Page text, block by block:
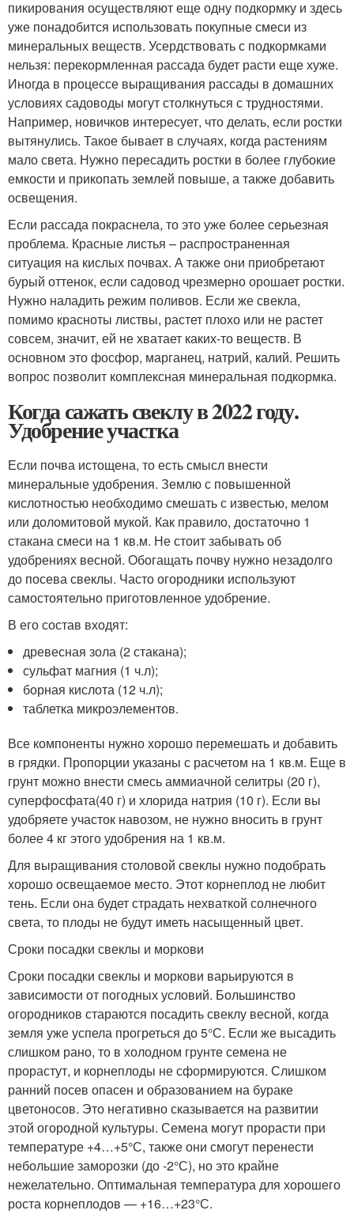
пикирования осуществляют еще одну подкормку и здесь
уже понадобится использовать покупные смеси из
минеральных веществ. Усердствовать с подкормками
нельзя: перекормленная рассада будет расти еще хуже.
Иногда в процессе выращивания рассады в домашних
условиях садоводы могут столкнуться с трудностями.
Например, новичков интересует, что делать, если ростки
вытянулись. Такое бывает в случаях, когда растениям
мало света. Нужно пересадить ростки в более глубокие
емкости и прикопать землей повыше, а также добавить
освещения.
Если рассада покраснела, то это уже более серьезная
проблема. Красные листья – распространенная
ситуация на кислых почвах. А также они приобретают
бурый оттенок, если садовод чрезмерно орошает ростки.
Нужно наладить режим поливов. Если же свекла,
помимо красноты листвы, растет плохо или не растет
совсем, значит, ей не хватает каких-то веществ. В
основном это фосфор, марганец, натрий, калий. Решить
вопрос позволит комплексная минеральная подкормка.
Когда сажать свеклу в 2022 году.
Удобрение участка
Если почва истощена, то есть смысл внести
минеральные удобрения. Землю с повышенной
кислотностью необходимо смешать с известью, мелом
или доломитовой мукой. Как правило, достаточно 1
стакана смеси на 1 кв.м. Не стоит забывать об
удобрениях весной. Обогащать почву нужно незадолго
до посева свеклы. Часто огородники используют
самостоятельно приготовленное удобрение.
В его состав входят:
древесная зола (2 стакана);
сульфат магния (1 ч.л);
борная кислота (12 ч.л);
таблетка микроэлементов.
Все компоненты нужно хорошо перемешать и добавить
в грядки. Пропорции указаны с расчетом на 1 кв.м. Еще в
грунт можно внести смесь аммиачной селитры (20 г),
суперфосфата(40 г) и хлорида натрия (10 г). Если вы
удобряете участок навозом, не нужно вносить в грунт
более 4 кг этого удобрения на 1 кв.м.
Для выращивания столовой свеклы нужно подобрать
хорошо освещаемое место. Этот корнеплод не любит
тень. Если она будет страдать нехваткой солнечного
света, то плоды не будут иметь насыщенный цвет.
Сроки посадки свеклы и моркови
Сроки посадки свеклы и моркови варьируются в
зависимости от погодных условий. Большинство
огородников стараются посадить свеклу весной, когда
земля уже успела прогреться до 5°С. Если же высадить
слишком рано, то в холодном грунте семена не
прорастут, и корнеплоды не сформируются. Слишком
ранний посев опасен и образованием на бураке
цветоносов. Это негативно сказывается на развитии
этой огородной культуры. Семена могут прорасти при
температуре +4…+5°С, также они смогут перенести
небольшие заморозки (до -2°С), но это крайне
нежелательно. Оптимальная температура для хорошего
роста корнеплодов — +16…+23°С.